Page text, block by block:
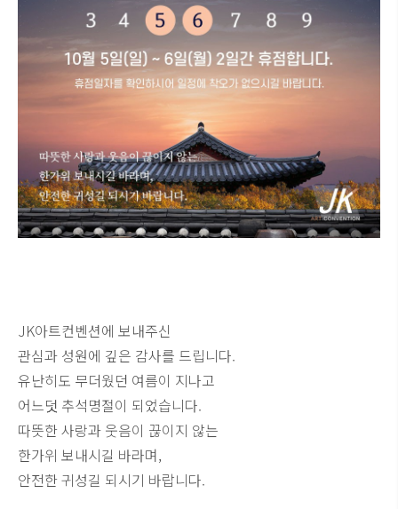
JK아트컨벤션에 보내주신
관심과 성원에 깊은 감사를 드립니다.
유난히도 무더웠던 여름이 지나고
어느덧 추석명절이 되었습니다.
따뜻한 사랑과 웃음이 끊이지 않는
한가위 보내시길 바라며,
안전한 귀성길 되시기 바랍니다.